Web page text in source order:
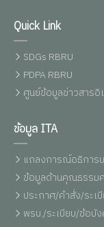
Quick Link
SDGs RBRU
PDPA RBRU
ศูนย์ข้อมูลข่าวสาร
ข้อมูล ITA
แถลงการณ์อธิการ
ข้อมูลด้านคุณธรรม
ประกาศ/คำสั่ง/ระเ
พรบ./ระเบียบ/ข้อบั